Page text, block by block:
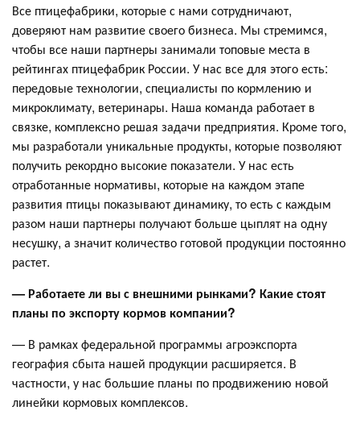
Все птицефабрики, которые с нами сотрудничают,
доверяют нам развитие своего бизнеса. Мы стремимся,
чтобы все наши партнеры занимали топовые места в
рейтингах птицефабрик России. У нас все для этого есть:
передовые технологии, специалисты по кормлению и
микроклимату, ветеринары. Наша команда работает в
связке, комплексно решая задачи предприятия. Кроме того,
мы разработали уникальные продукты, которые позволяют
получить рекордно высокие показатели. У нас есть
отработанные нормативы, которые на каждом этапе
развития птицы показывают динамику, то есть с каждым
разом наши партнеры получают больше цыплят на одну
несушку, а значит количество готовой продукции постоянно
растет.
— Работаете ли вы с внешними рынками? Какие стоят
планы по экспорту кормов компании?
— В рамках федеральной программы агроэкспорта
география сбыта нашей продукции расширяется. В
частности, у нас большие планы по продвижению новой
линейки кормовых комплексов.